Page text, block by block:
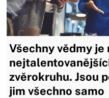
Všechny vědmy je
zvěrokruhu. Jsou
jim všechno samo